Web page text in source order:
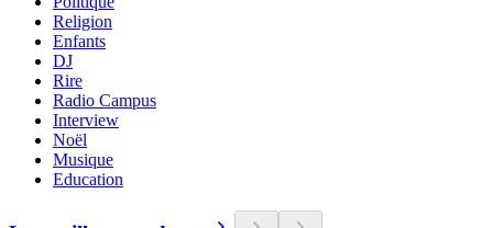
Religion
Enfants
DJ
Rire
Radio Campus
Interview
Noël
Musique
Education